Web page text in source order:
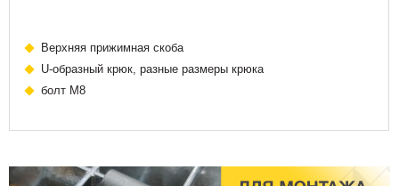
Верхняя прижимная скоба
U-образный крюк, разные размеры крюка
болт М8